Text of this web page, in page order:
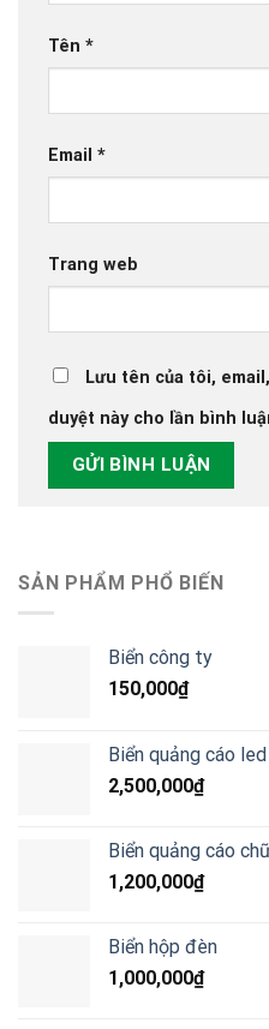
Tên *
Email *
Trang web
Lưu tên của tôi,
duyệt này cho lần bình
SẢN PHẨM PHỔ BIẾN
Biển công ty
150,000₫
Biển quảng cáo led
2,500,000₫
Biển quảng cáo
1,200,000₫
Biển hộp đèn
1,000,000₫